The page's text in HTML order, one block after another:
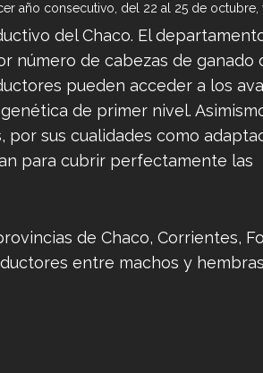
año consecutivo, del 22 al 25 de
del Chaco. El
número de cabezas de ganado
pueden acceder a los
de primer nivel.
por sus cualidades como
para cubrir perfectamente las
de Chaco, Corrientes,
entre machos y